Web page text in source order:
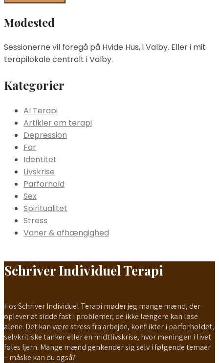
Mødested
Sessionerne vil foregå på Hvide Hus, i Valby. Eller i mit
terapilokale centralt i Valby.
Kategorier
AI Terapi
Artikler om terapi
Depression
Far
Identitet
Livskrise
Parforhold
Sex
Spiritualitet
Stress
Vaner & afhængighed
Schriver Individuel Terapi
Hos Schriver Individuel Terapi møder jeg mange mænd, der
oplever at sidde fast i problemer, de ikke længere kan løse
alene. Det kan være stress fra arbejde, konflikter i parforholdet,
selvkritiske tanker eller en midtlivskrise, hvor meningen i livet
føles fjern. Mange mænd genkender sig selv i følgende temaer
– måske kan du også?